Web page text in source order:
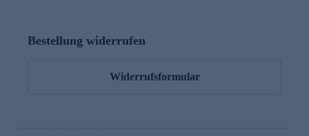
Bestellung widerrufen
Widerrufsformular